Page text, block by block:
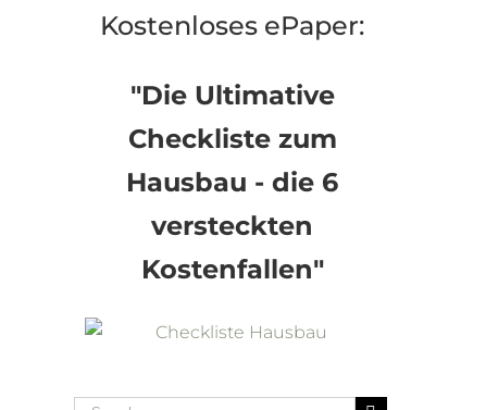
Kostenloses ePaper:
"Die Ultimative
Checkliste zum
Hausbau - die 6
versteckten
Kostenfallen"